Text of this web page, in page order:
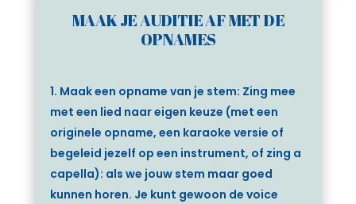
MAAK JE AUDITIE AF MET DE
OPNAMES
Maak een opname van je stem: Zing mee
met een lied naar eigen keuze (met een
originele opname, een karaoke versie of
begeleid jezelf op een instrument, of zing a
capella): als we jouw stem maar goed
kunnen horen. Je kunt gewoon de voice